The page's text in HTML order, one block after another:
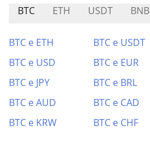
BTC ETH USDT BNB
BTC e ETH BTC e USDT
BTC e USD
BTC e EUR
BTC e JPY
BTC e BRL
BTC e AUD
BTC e CAD
BTC e KRW
BTC e CHF